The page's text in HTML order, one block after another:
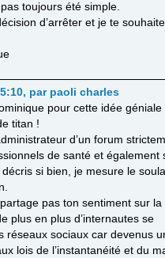
toujours été simple.
d’arrêter et je te
, par paoli charles
pour cette idée géniale
titan !
d’un forum
de santé et également
si bien, je mesure le
pas ton sentiment sur la
plus en plus d’internautes se
réseaux sociaux car devenus
lois de l’instantanéité et du